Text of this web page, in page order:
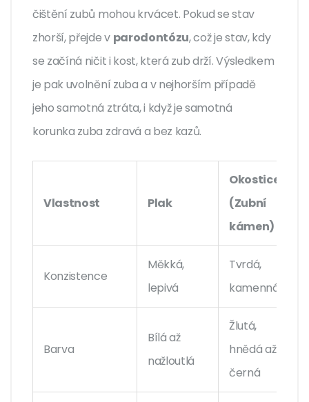
čištění zubů mohou krvácet. Pokud se stav
zhorší, přejde v parodontózu, což je stav, kdy
se začíná ničit i kost, která zub drží. Výsledkem
je pak uvolnění zuba a v nejhorším případě
jeho samotná ztráta, i když je samotná
korunka zuba zdravá a bez kazů.
Vlastnost Plak
Okostice
(Zubní
kámen)
Konzistence
Měkká,
lepivá
Tvrdá,
kamenná
Barva
Bílá až
nažloutlá
Žlutá,
hnědá až
černá